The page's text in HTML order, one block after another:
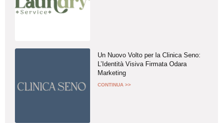
Un Nuovo Volto per la Clinica Seno:
L’Identità Visiva Firmata Odara
Marketing
CONTINUA >>